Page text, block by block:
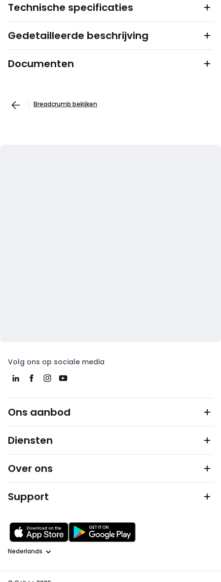
Technische specificaties
Gedetailleerde beschrijving
Documenten
Breadcrumb bekijken
Volg ons op sociale media
Ons aanbod
Diensten
Over ons
Support
Taal